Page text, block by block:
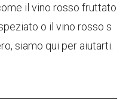
il vino rosso fruttato
o il vino rosso s
siamo qui per aiutarti.